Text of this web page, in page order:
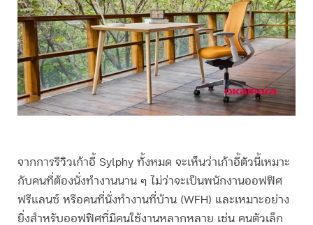
จากการรีวิวเก้าอี้ Sylphy ทั้งหมด จะเห็นว่าเก้าอี้ตัวนี้เหมาะ
กับคนที่ต้องนั่งทำงานนาน ๆ ไม่ว่าจะเป็นพนักงานออฟฟิศ
ฟรีแลนซ์ หรือคนที่นั่งทำงานที่บ้าน (WFH) และเหมาะอย่าง
ยิ่งสำหรับออฟฟิศที่มีคนใช้งานหลากหลาย เช่น คนตัวเล็ก